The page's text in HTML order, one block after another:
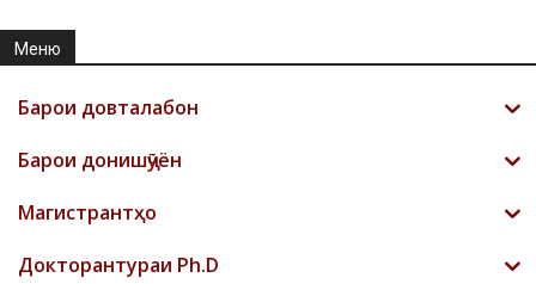
Меню
Барои довталабон
Барои донишҷӯён
Магистрантҳо
Докторантураи Ph.D